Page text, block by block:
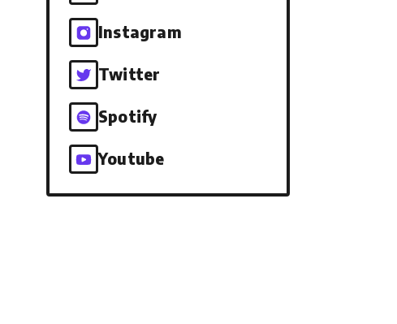
Instagram
Twitter
Spotify
Youtube